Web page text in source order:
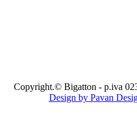
Copyright.© Bigatton - p.iva
Design by Pavan